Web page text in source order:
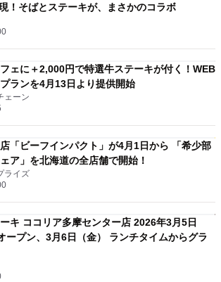
！そばとステーキが、まさかのコラボ
フェに＋2,000円で特選牛ステーキが付く！WEB
ランを4月13日より提供開始
ェーン
「ビーフインパクト」が4月1日から 「希少部
ア」を北海道の全店舗で開始！
ライズ
キ ココリア多摩センター店 2026年3月5日
ープン、3月6日（金） ランチタイムからグラ